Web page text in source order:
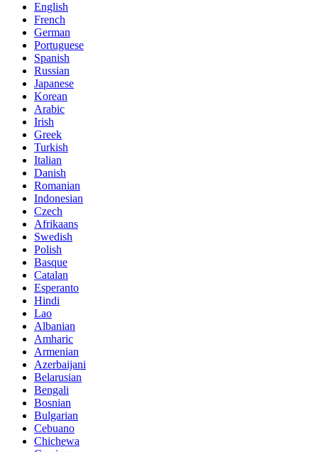
English
French
German
Portuguese
Spanish
Russian
Japanese
Korean
Arabic
Irish
Greek
Turkish
Italian
Danish
Romanian
Indonesian
Czech
Afrikaans
Swedish
Polish
Basque
Catalan
Esperanto
Hindi
Lao
Albanian
Amharic
Armenian
Azerbaijani
Belarusian
Bengali
Bosnian
Bulgarian
Cebuano
Chichewa